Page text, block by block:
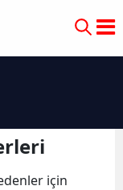
için